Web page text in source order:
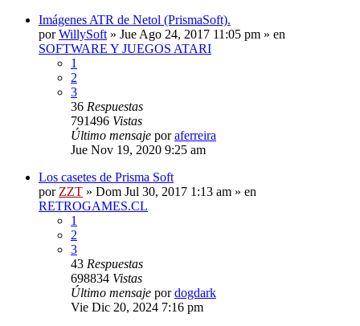
Imágenes ATR de Netol (PrismaSoft).
porWillySoft » Jue Ago 24, 2017 11:05 pm » en
SOFTWARE Y JUEGOS ATARI
1
2
3
36 Respuestas
791496 Vistas
Último mensaje poraferreira
Jue Nov 19, 2020 9:25 am
Los casetes de Prisma Soft
por ZZT » Dom Jul 30, 2017 1:13 am » en
RETROGAMES.CL
1
2
3
43 Respuestas
698834 Vistas
Último mensaje pordogdark
Vie Dic 20, 2024 7:16 pm